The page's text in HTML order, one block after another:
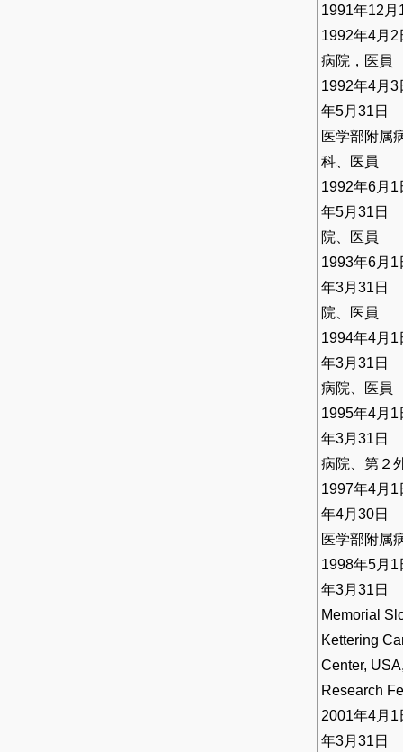
1991年12月
1992年4月
病院，医員
1992年4月3
年5月31日
医学部附属
科、医員
1992年6月1
年5月31日
院、医員
1993年6月1
年3月31日
院、医員
1994年4月1
年3月31日
病院、医員
1995年4月1
年3月31日
病院、第２
1997年4月1
年4月30日
医学部附属
1998年5月1
年3月31
Memorial
Kettering
Center,
Research
2001年4月1
年3月31日